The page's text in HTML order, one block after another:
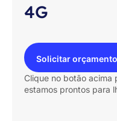
4G
Solicitar orçamento
Clique no botão acima
estamos prontos para